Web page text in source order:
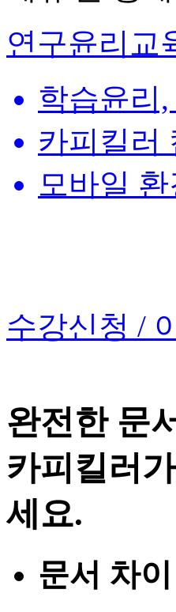
연구윤리교
학습윤리
카피킬러
모바일
수강신청 /
완전한 문
카피킬러
세요.
문서 차